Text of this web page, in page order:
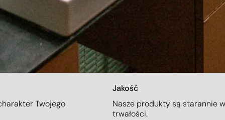
Twojego
Jakość
Nasze produkty są starannie
trwałości.